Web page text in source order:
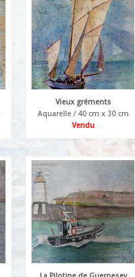
Vieux gréments
Aquarelle / 40 cm x 30 cm
Vendu